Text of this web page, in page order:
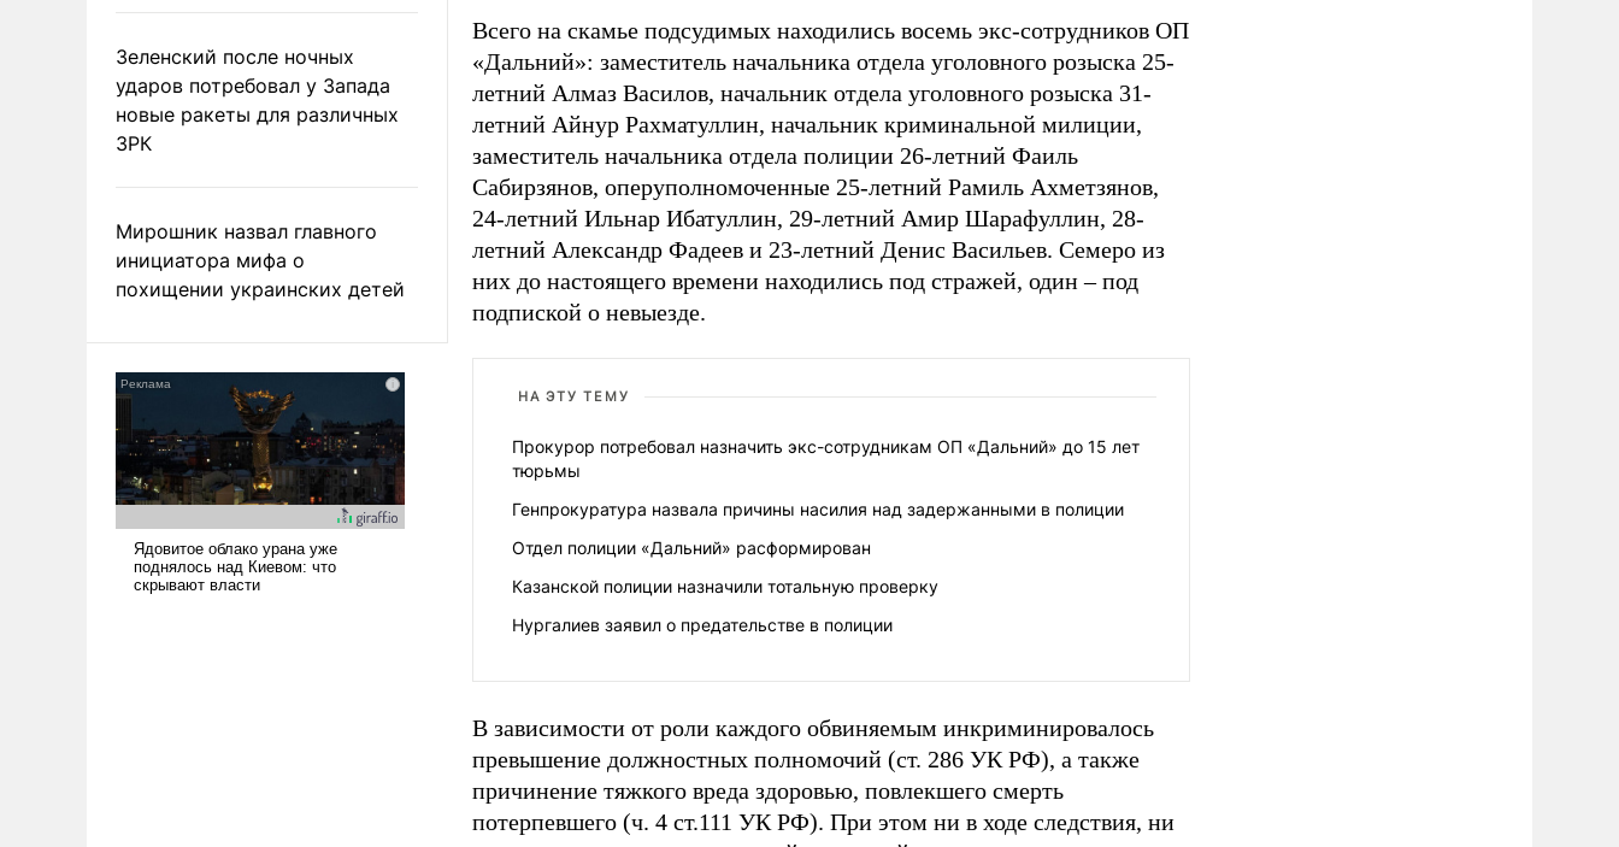
Зеленский после ночных
ударов потребовал у Запада
новые ракеты для различных
ЗРК
Мирошник назвал главного
инициатора мифа о
похищении украинских детей
Всего на скамье подсудимых находились восемь экс-сотрудников ОП
«Дальний»: заместитель начальника отдела уголовного розыска 25-
летний Алмаз Василов, начальник отдела уголовного розыска 31-
летний Айнур Рахматуллин, начальник криминальной милиции,
заместитель начальника отдела полиции 26-летний Фаиль
Сабирзянов, оперуполномоченные 25-летний Рамиль Ахметзянов,
24-летний Ильнар Ибатуллин, 29-летний Амир Шарафуллин, 28-
летний Александр Фадеев и 23-летний Денис Васильев. Семеро из
них до настоящего времени находились под стражей, один – под
подпиской о невыезде.
НА ЭТУ ТЕМУ
Прокурор потребовал назначить экс-сотрудникам ОП «Дальний» до 15 лет
тюрьмы
Генпрокуратура назвала причины насилия над задержанными в полиции
Отдел полиции «Дальний» расформирован
Казанской полиции назначили тотальную проверку
Нургалиев заявил о предательстве в полиции
В зависимости от роли каждого обвиняемым инкриминировалось
превышение должностных полномочий (ст. 286 УК РФ), а также
причинение тяжкого вреда здоровью, повлекшего смерть
потерпевшего (ч. 4 ст.111 УК РФ). При этом ни в ходе следствия, ни